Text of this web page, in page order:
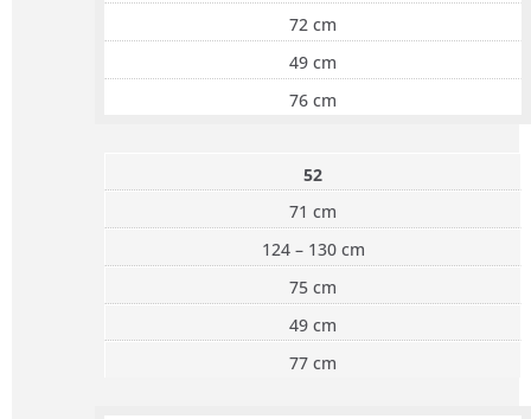
72 cm
49 cm
76 cm
52
71 cm
124 – 130 cm
75 cm
49 cm
77 cm